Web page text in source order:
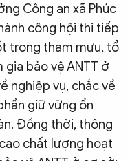
Công an xã Phúc
công hội thi tiếp
trong tham mưu, tổ
bảo vệ ANTT ở
nghiệp vụ, chắc về
giữ vững ổn
Đồng thời, thông
chất lượng hoạt